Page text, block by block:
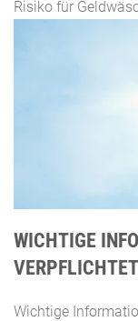
Risiko für
WICHTIGE
Wichtige